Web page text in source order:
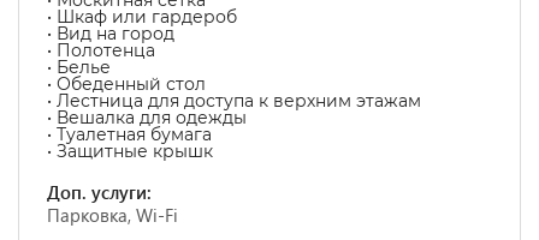
• Шкаф или гардероб
• Вид на город
• Полотенца
• Белье
• Обеденный стол
• Лестница для доступа к верхним этажам
• Вешалка для одежды
• Туалетная бумага
• Защитные крышк
Доп. услуги:
Парковка, Wi-Fi